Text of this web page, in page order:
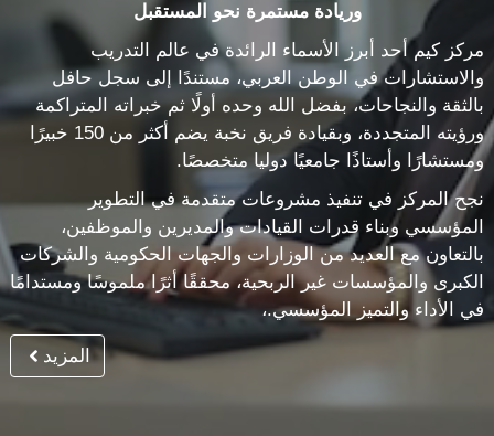
وريادة مستمرة نحو المستقبل
مركز كيم أحد أبرز الأسماء الرائدة في عالم التدريب
والاستشارات في الوطن العربي، مستندًا إلى سجل حافل
بالثقة والنجاحات، بفضل الله وحده أولًا ثم خبراته المتراكمة
ورؤيته المتجددة، وبقيادة فريق نخبة يضم أكثر من 150 خبيرًا
ومستشارًا وأستاذًا جامعيًا دوليا متخصصًا.
نجح المركز في تنفيذ مشروعات متقدمة في التطوير
المؤسسي وبناء قدرات القيادات والمديرين والموظفين،
بالتعاون مع العديد من الوزارات والجهات الحكومية والشركات
الكبرى والمؤسسات غير الربحية، محققًا أثرًا ملموسًا ومستدامًا
في الأداء والتميز المؤسسي.،
المزيد